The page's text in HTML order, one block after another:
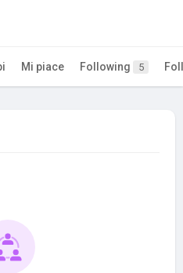
Mi piace Following 5